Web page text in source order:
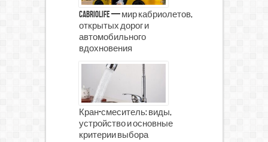
CabrioLife — мир кабриолетов,
открытых дорог и
автомобильного
вдохновения
Кран-смеситель: виды,
устройство и основные
критерии выбора